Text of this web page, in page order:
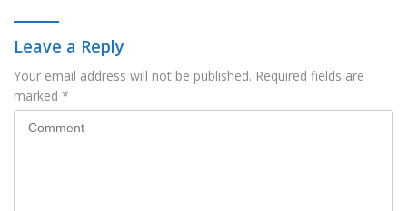
Leave a Reply
Your email address will not be published. Required fields are
marked *